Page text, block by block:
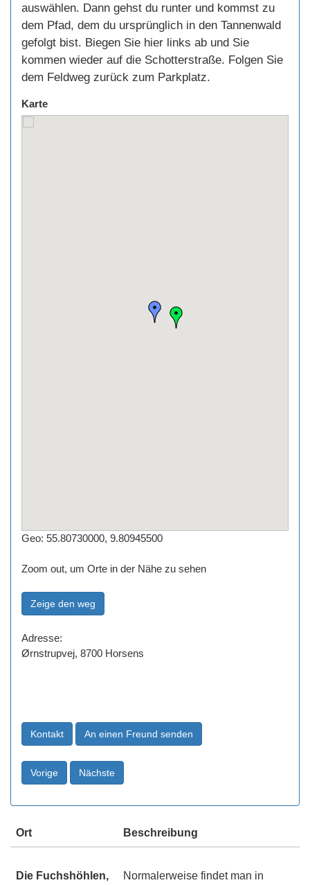
auswählen. Dann gehst du runter und kommst zu
dem Pfad, dem du ursprünglich in den Tannenwald
gefolgt bist. Biegen Sie hier links ab und Sie
kommen wieder auf die Schotterstraße. Folgen Sie
dem Feldweg zurück zum Parkplatz.
Karte
Geo: 55.80730000, 9.80945500
Zoom out, um Orte in der Nähe zu sehen
Adresse:
Ørnstrupvej, 8700 Horsens
Ort Beschreibung
Die Fuchshöhlen,
Normalerweise findet man in